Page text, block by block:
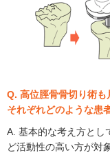
Q. 高位脛骨骨切り術も
それぞれどのような患
A. 基本的な考え方とし
ど活動性の高い方が対